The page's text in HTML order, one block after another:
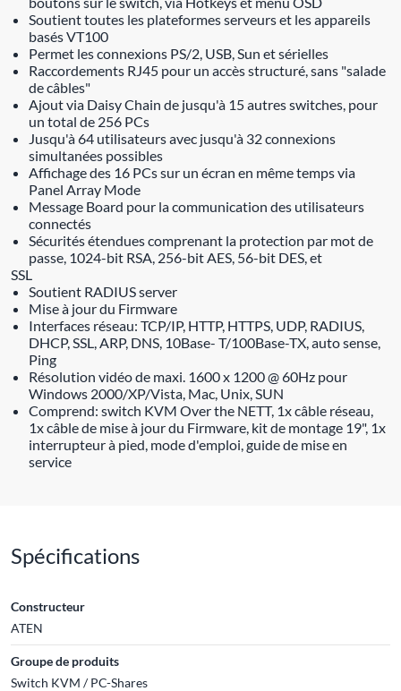
Soutient toutes les plateformes serveurs et les appareils
basés VT100
Permet les connexions PS/2, USB, Sun et sérielles
Raccordements RJ45 pour un accès structuré, sans "salade
de câbles"
Ajout via Daisy Chain de jusqu'à 15 autres switches, pour
un total de 256 PCs
Jusqu'à 64 utilisateurs avec jusqu'à 32 connexions
simultanées possibles
Affichage des 16 PCs sur un écran en même temps via
Panel Array Mode
Message Board pour la communication des utilisateurs
connectés
Sécurités étendues comprenant la protection par mot de
passe, 1024-bit RSA, 256-bit AES, 56-bit DES, et
SSL
Soutient RADIUS server
Mise à jour du Firmware
Interfaces réseau: TCP/IP, HTTP, HTTPS, UDP, RADIUS,
DHCP, SSL, ARP, DNS, 10Base- T/100Base-TX, auto sense,
Ping
Résolution vidéo de maxi. 1600 x 1200 @ 60Hz pour
Windows 2000/XP/Vista, Mac, Unix, SUN
Comprend: switch KVM Over the NETT, 1x câble réseau,
1x câble de mise à jour du Firmware, kit de montage 19", 1x
interrupteur à pied, mode d'emploi, guide de mise en
service
Spécifications
Constructeur
ATEN
Groupe de produits
Switch KVM / PC-Shares